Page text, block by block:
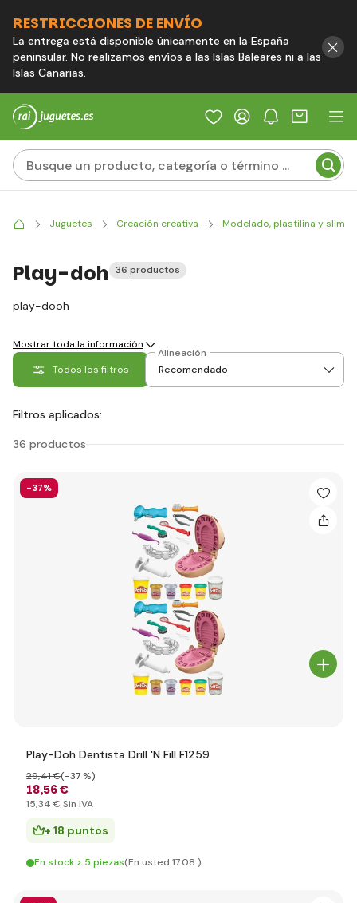
RESTRICCIONES DE ENVÍO
La entrega está disponible únicamente en la España
peninsular. No realizamos envíos a las Islas Baleares ni a las
Islas Canarias.
Juguetes Creación creativa Modelado, plastilina y slime
Play-doh 36 productos
play-dooh
Mostrar toda la información
Todos los filtros
Alineación
Filtros aplicados:
36 productos
-37%
Play-Doh Dentista Drill 'N Fill F1259
18,56 €
29,41 €(-37 %)
15,34 € Sin IVA
+ 18 puntos
En stock > 5 piezas(En usted 17.08.)